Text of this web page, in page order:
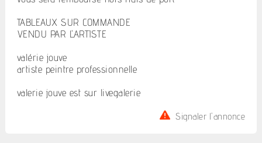
TABLEAUX SUR COMMANDE
VENDU PAR L'ARTISTE
valérie jouve
artiste peintre professionnelle
valerie jouve est sur livegalerie
Signaler l'annonce